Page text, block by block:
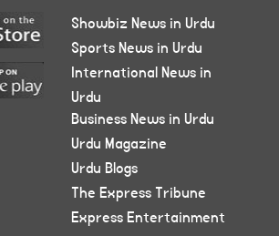
Showbiz News in Urdu
Sports News in Urdu
International News in
Urdu
Business News in Urdu
Urdu Magazine
Urdu Blogs
The Express Tribune
Express Entertainment